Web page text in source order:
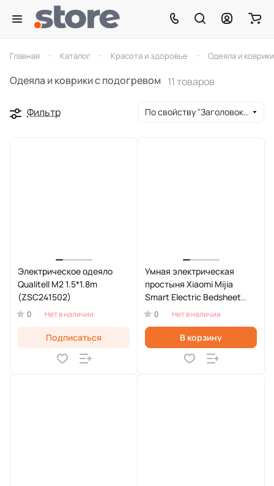
Главная Каталог Красота и здоровье Одеяла и
Одеяла и коврики с подогревом 11 товаров
Фильтр По свойству "Заголовок окна браузера" (убывание)
Электрическое одеяло
Qualitell M2 1.5*1.8m
(ZSC241502)
0 Нет в наличии
Подписаться
Умная электрическая
простыня Xiaomi Mijia
Smart Electric Bedsheet
(MJDRT018H)
0 Нет в наличии
В корзину